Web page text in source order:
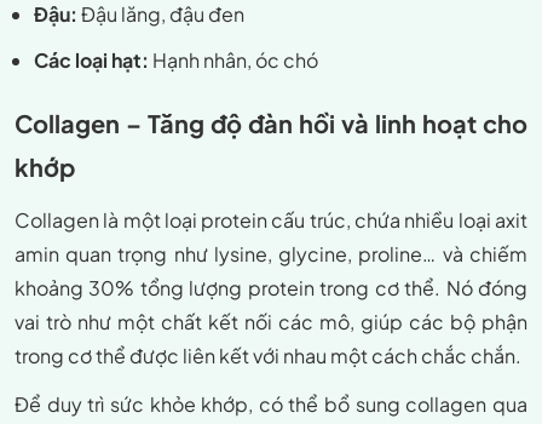
Đậu: Đậu lăng, đậu đen
Các loại hạt: Hạnh nhân, óc chó
Collagen – Tăng độ đàn hồi và linh hoạt cho
khớp
Collagen là một loại protein cấu trúc, chứa nhiều loại axit
amin quan trọng như lysine, glycine, proline… và chiếm
khoảng 30% tổng lượng protein trong cơ thể. Nó đóng
vai trò như một chất kết nối các mô, giúp các bộ phận
trong cơ thể được liên kết với nhau một cách chắc chắn.
Để duy trì sức khỏe khớp, có thể bổ sung collagen qua